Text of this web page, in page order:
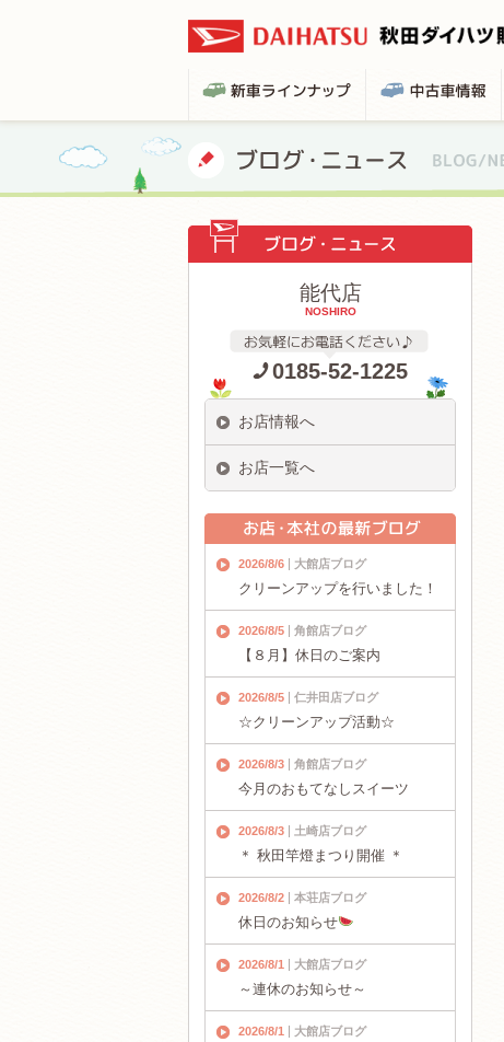
能代店
NOSHIRO
0185-52-1225
お店情報へ
お店一覧へ
2026/8/6 大館店ブログ
クリーンアップを行いました！
2026/8/5 角館店ブログ
【８月】休日のご案内
2026/8/5 仁井田店ブログ
☆クリーンアップ活動☆
2026/8/3 角館店ブログ
今月のおもてなしスイーツ
2026/8/3 土崎店ブログ
＊ 秋田竿燈まつり開催 ＊
2026/8/2 本荘店ブログ
休日のお知らせ
2026/8/1 大館店ブログ
～連休のお知らせ～
2026/8/1 大館店ブログ